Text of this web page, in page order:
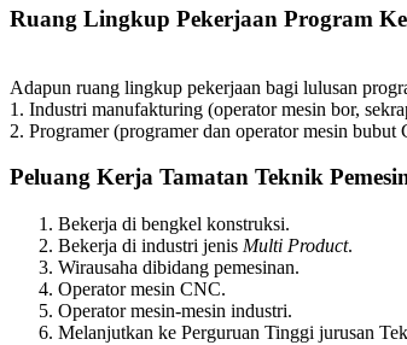
Ruang Lingkup Pekerjaan Program
Adapun ruang lingkup pekerjaan bagi lulusan
1. Industri manufakturing (operator mesin bor,
2. Programer (programer dan operator mesin
Peluang Kerja Tamatan Teknik
Bekerja di bengkel konstruksi.
Bekerja di industri jenis Multi Product.
Wirausaha dibidang pemesinan.
Operator mesin CNC.
Operator mesin-mesin industri.
Melanjutkan ke Perguruan Tinggi jurusan